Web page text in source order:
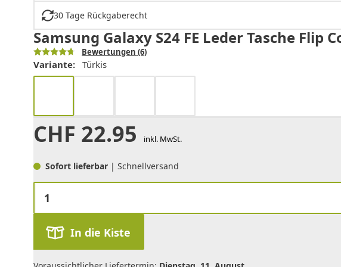
30 Tage Rückgaberecht
Samsung Galaxy S24 FE Leder Tasche
Bewertungen (6)
Variante: Türkis
CHF 22.95 inkl. MwSt.
Sofort lieferbar | Schnellversand
In die Kiste